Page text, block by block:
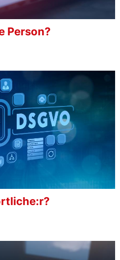
Person?